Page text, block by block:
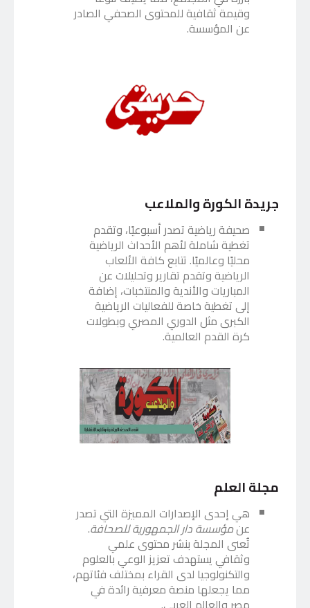
وقيمة ثقافية للمحتوى الصحفي الصادر
عن المؤسسة.
جريدة الكورة والملاعب
صحيفة رياضية تصدر أسبوعيًا، وتقدم
تغطية شاملة لأهم الأحداث الرياضية
محليًا وعالميًا. تتابع كافة الألعاب
الرياضية وتقدم تقارير وتحليلات عن
المباريات والأندية والمنتخبات، إضافة
إلى تغطية خاصة للفعاليات الرياضية
الكبرى مثل الدوري المصري وبطولات
كرة القدم العالمية.
مجلة العلم
هي إحدى الإصدارات المميزة التي تصدر
عنمؤسسة دار الجمهورية للصحافة.
تُعنى المجلة بنشر محتوى علمي
وثقافي يستهدف تعزيز الوعي بالعلوم
والتكنولوجيا لدى القراء بمختلف فئاتهم،
مما يجعلها منصة معرفية رائدة في